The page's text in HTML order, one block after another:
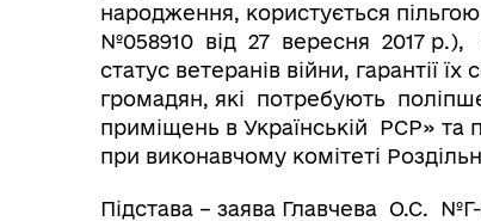
народження, користується
№058910 від 27 вересня 2017 р.),
статус ветеранів війни, гарантії
громадян, які потребують
приміщень в Українській РСР» та
при виконавчому комітеті
Підстава – заява Главчева О.С.